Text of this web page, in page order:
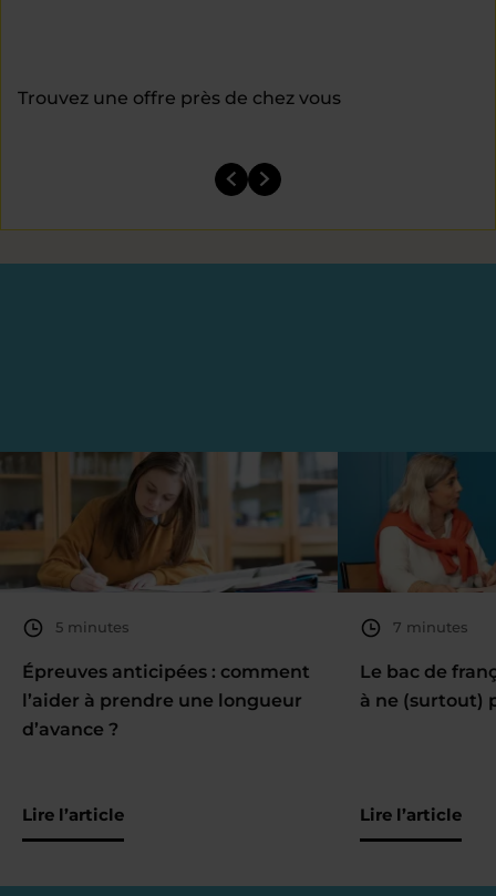
Trouvez une offre près de chez vous
5 minutes
Épreuves anticipées : comment
l’aider à prendre une longueur
d’avance ?
Lire l’article
7 minutes
Le bac de
à ne (surtout)
Lire l’article